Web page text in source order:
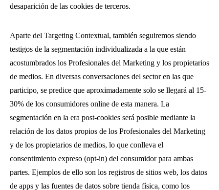
desaparición de las cookies de terceros.
Aparte del Targeting Contextual, también seguiremos siendo
testigos de la segmentación individualizada a la que están
acostumbrados los Profesionales del Marketing y los propietarios
de medios. En diversas conversaciones del sector en las que
participo, se predice que aproximadamente solo se llegará al 15-
30% de los consumidores online de esta manera. La
segmentación en la era post-cookies será posible mediante la
relación de los datos propios de los Profesionales del Marketing
y de los propietarios de medios, lo que conlleva el
consentimiento expreso (opt-in) del consumidor para ambas
partes. Ejemplos de ello son los registros de sitios web, los datos
de apps y las fuentes de datos sobre tienda física, como los